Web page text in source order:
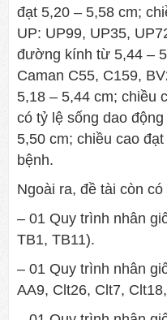
đạt 5,20 – 5,58 cm;
UP: UP99, UP35,
đường kính từ 5,44 –
Caman C55, C159,
5,18 – 5,44 cm; chiều
có tỷ lệ sống dao
5,50 cm; chiều cao
bệnh.
Ngoài ra, đề tài còn
– 01 Quy trình nhân
TB1, TB11).
– 01 Quy trình nhân
AA9, Clt26, Clt7,